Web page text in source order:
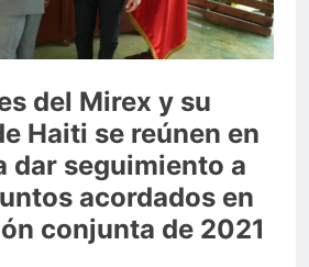
Juegos de Azar
Metro de SD amplía
horario por Juegos
Centroamericanos
del Mirex y su
Haiti se reúnen en
dar seguimiento a
acordados en
conjunta de 2021